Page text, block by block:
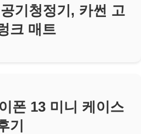
기청정기, 카썬 고
크 매트
폰 13 미니 케이스
기